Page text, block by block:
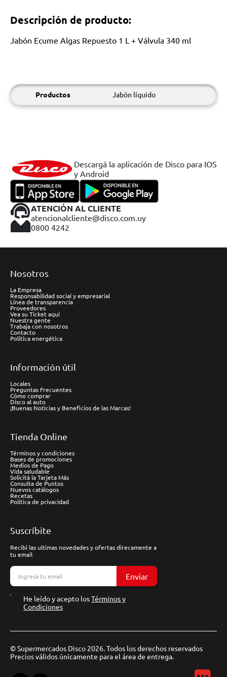
Descripción de producto:
Jabón Ecume Algas Repuesto 1 L + Válvula 340 ml
Productos Jabón líquido
Descargá la aplicación de Disco para IOS
y Android
ATENCIÓN AL CLIENTE
atencionalcliente@disco.com.uy
0800 4242
Nosotros
La Empresa
Responsabilidad social y empresarial
Línea de transparencia
Proveedores
Vea su Ticket aquí
Nuestra gente
Trabaja con nosotros
Contacto
Política energética
Información útil
Locales
Preguntas Frecuentes
Cómo comprar
Disco al auto
¡Buenas Noticias y Beneficios de las Marcas!
Tienda Online
Términos y condiciones
Bases de promociones
Medios de Pago
Vida saludable
Solicitá la Tarjeta Más
Consulta de Puntos
Nuevos catálogos
Recetas
Política de privacidad
Suscríbite
Recibí las ultimas novedades y ofertas direcamente a
tu email
Enviar
He leído y acepto losTérminos y
Condiciones
© Supermercados Disco 2026. Todos los derechos reservados
Precios válidos únicamente para el área de entrega.